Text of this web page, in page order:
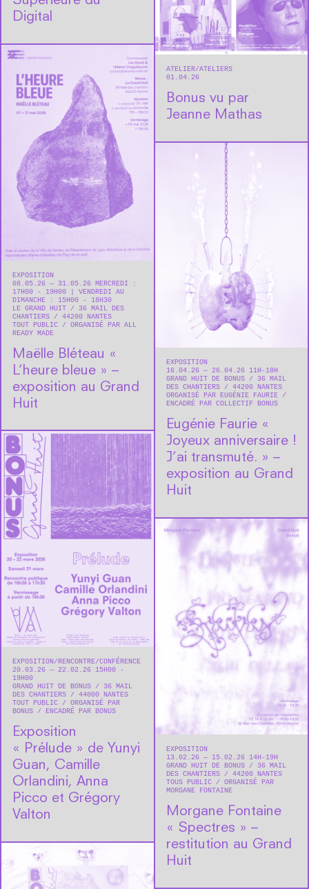
Digital
ATELIER ATELIERS
01.04.26
Bonus vu par
Jeanne Mathas
EXPOSITION
08.05.26 — 31.05.26 MERCREDI :
17H00 - 19H00 | VENDREDI AU
DIMANCHE : 15H00 - 18H30
LE GRAND HUIT
36 MAIL DES
CHANTIERS
44200 NANTES
TOUT PUBLIC
ORGANISÉ PAR ALL
READY MADE
Maëlle Bléteau « ​
L’heure bleue » –
exposition au Grand
Huit
EXPOSITION
16.04.26 — 26.04.26 11H-18H
GRAND HUIT DE BONUS
36 MAIL
DES CHANTIERS
44200 NANTES
ORGANISÉ PAR EUGÉNIE FAURIE
ENCADRÉ PAR COLLECTIF BONUS
Eugénie Faurie « ​
Joyeux anniversaire !
J’ai transmuté. » –
exposition au Grand
Huit
EXPOSITION
RENCONTRE/CONFÉRENCE
20.03.26 — 22.02.26 15H00 -
19H00
GRAND HUIT DE BONUS
36 MAIL
DES CHANTIERS
44000 NANTES
TOUT PUBLIC
ORGANISÉ PAR
BONUS
ENCADRÉ PAR BONUS
Exposition
« Prélude » de Yunyi
Guan, Camille
Orlandini, Anna
Picco et Grégory
Valton
EXPOSITION
13.02.26 — 15.02.26 14H-19H
GRAND HUIT DE BONUS
36 MAIL
DES CHANTIERS
44200 NANTES
TOUS PUBLIC
ORGANISÉ PAR
MORGANE FONTAINE
Morgane Fontaine
« Spectres » –
restitution au Grand
Huit